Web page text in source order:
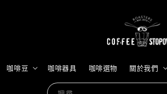
咖啡豆 咖啡器具 咖啡選物 關於我們